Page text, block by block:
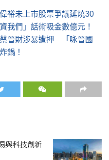
裕未上市股票爭議延燒30
們」話術吸金數億元！
蔡晉財涉暴遭押 「咏晉國
鍋！
與科技創新